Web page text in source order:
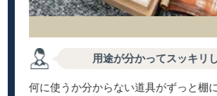
用途が分かってスッキリ
何に使うか分からない道具がずっと棚